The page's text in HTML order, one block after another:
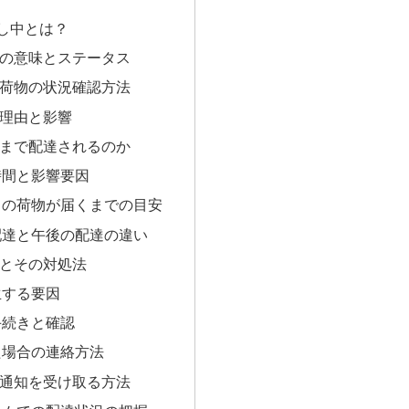
中とは？
意味とステータス
物の状況確認方法
由と影響
で配達されるのか
と影響要因
荷物が届くまでの目安
と午後の配達の違い
その対処法
る要因
きと確認
合の連絡方法
知を受け取る方法